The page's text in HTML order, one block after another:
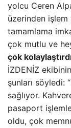
yolcu Ceren
üzerinden işlem
tamamlama
çok mutlu ve
çok
İZDENİZ
şunları söyledi:
sağlıyor.
pasaport
oldu, çok